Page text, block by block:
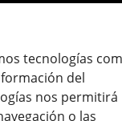
tecnologías
del
nos permitirá
o las
SLU. ha
de